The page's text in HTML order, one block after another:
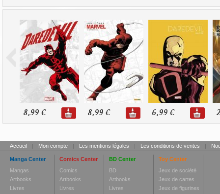
8,99 € 8,99 € 6,99 €
Accueil | Mon compte | Les mentions légales | Les conditions de ventes |
Manga Center
Mangas
Artbooks
Livres
Comics Center
Comics
Artbooks
Livres
BD Center
BD
Artbooks
Livres
Toy Center
Jeux de société
Jeux de cartes
Jeux de figurines